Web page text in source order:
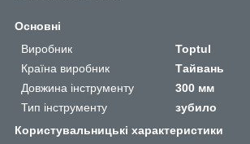
Основні
Виробник
Toptul
Країна виробник
Тайвань
Довжина інструменту
300 мм
Тип інструменту
зубило
Користувальницькі характеристики